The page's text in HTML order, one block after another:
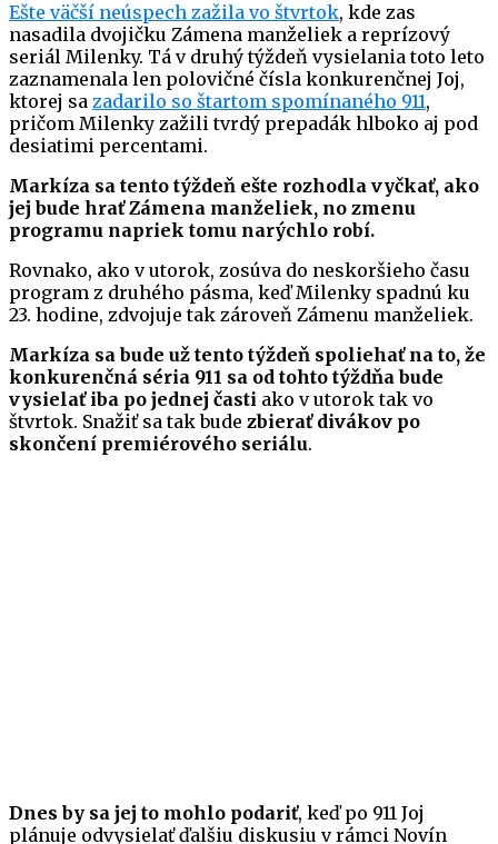
Ešte väčší neúspech zažila vo štvrtok, kde zas
nasadila dvojičku Zámena manželiek a reprízový
seriál Milenky. Tá v druhý týždeň vysielania toto leto
zaznamenala len polovičné čísla konkurenčnej Joj,
ktorej sa zadarilo so štartom spomínaného 911,
pričom Milenky zažili tvrdý prepadák hlboko aj pod
desiatimi percentami.
Markíza sa tento týždeň ešte rozhodla vyčkať, ako
jej bude hrať Zámena manželiek, no zmenu
programu napriek tomu narýchlo robí.
Rovnako, ako v utorok, zosúva do neskoršieho času
program z druhého pásma, keď Milenky spadnú ku
23. hodine, zdvojuje tak zároveň Zámenu manželiek.
Markíza sa bude už tento týždeň spoliehať na to, že
konkurenčná séria 911 sa od tohto týždňa bude
vysielať iba po jednej časti ako v utorok tak vo
štvrtok. Snažiť sa tak bude zbierať divákov po
skončení premiérového seriálu.
Dnes by sa jej to mohlo podariť, keď po 911 Joj
plánuje odvysielať ďalšiu diskusiu v rámci Novín